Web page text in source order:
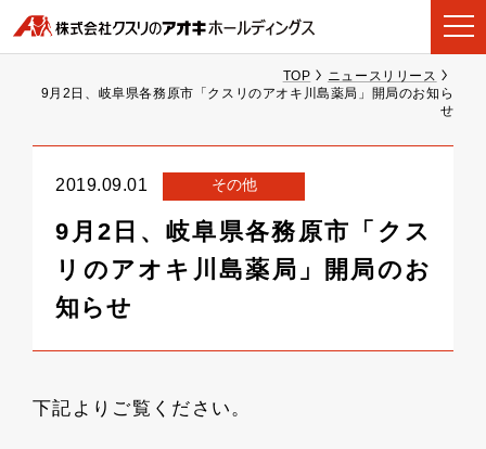
TOP
ニュースリリース
9月2日、岐阜県各務原市「クスリのアオキ川島薬局」開局のお知ら
せ
2019.09.01 その他
9月2日、岐阜県各務原市「クス
リのアオキ川島薬局」開局のお
知らせ
下記よりご覧ください。